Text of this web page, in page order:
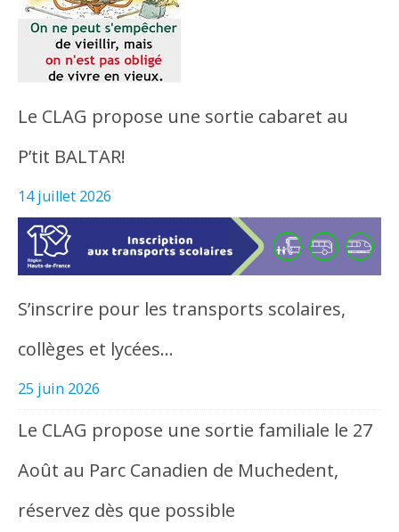
Le CLAG propose une sortie cabaret au
P’tit BALTAR!
14 juillet 2026
S’inscrire pour les transports scolaires,
collèges et lycées…
25 juin 2026
Le CLAG propose une sortie familiale le 27
Août au Parc Canadien de Muchedent,
réservez dès que possible